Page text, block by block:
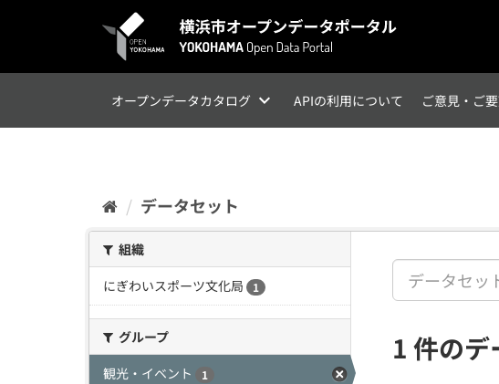
オープンデータカタログ APIの利用について ご意見・ご
データセット
組織
にぎわいスポーツ文化局
1
グループ
観光・イベント
1
1 件の